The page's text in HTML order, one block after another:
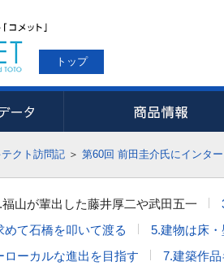
トップ
クト訪問記 ＞ 第60回 前田圭介氏にインタ
福山が輩出した藤井厚二や武田五一
て石橋を叩いて渡る
5.建物は床
ローカルな進出を目指す
7.建築作